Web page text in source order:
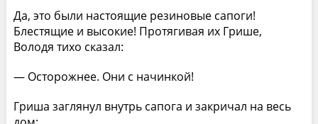
Да, это были настоящие резиновые сапоги!
Блестящие и высокие! Протягивая их Грише,
Володя тихо сказал:
— Осторожнее. Они с начинкой!
Гриша заглянул внутрь сапога и закричал на весь